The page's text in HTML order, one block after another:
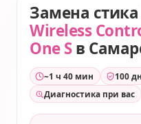
Замена стика
Wireless
One Sв
~1 ч 40 мин
100
Диагностика при вас